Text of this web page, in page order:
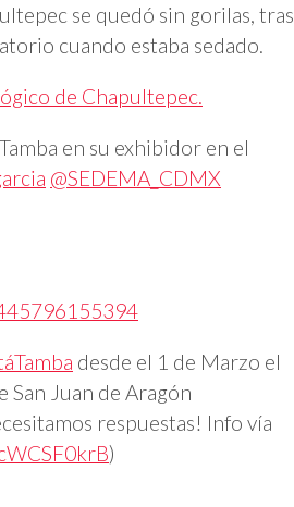
se quedó sin gorilas, tras
cuando estaba sedado.
de Chapultepec.
en su exhibidor en el
@SEDEMA_CDMX
desde el 1 de Marzo el
San Juan de Aragón
respuestas! Info vía
)